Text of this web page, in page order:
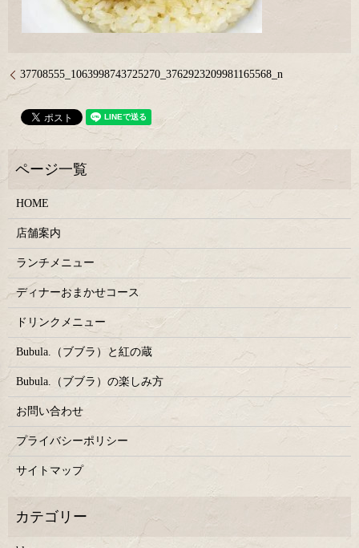
37708555_1063998743725270_3762923209981165568_n
HOME
店舗案内
ランチメニュー
ディナーおまかせコース
ドリンクメニュー
Bubula.（ブブラ）と紅の蔵
Bubula.（ブブラ）の楽しみ方
お問い合わせ
プライバシーポリシー
サイトマップ